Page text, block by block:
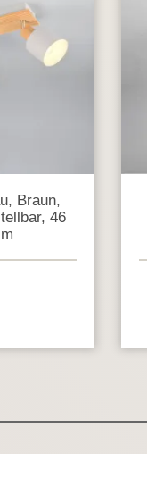
Braun,
46